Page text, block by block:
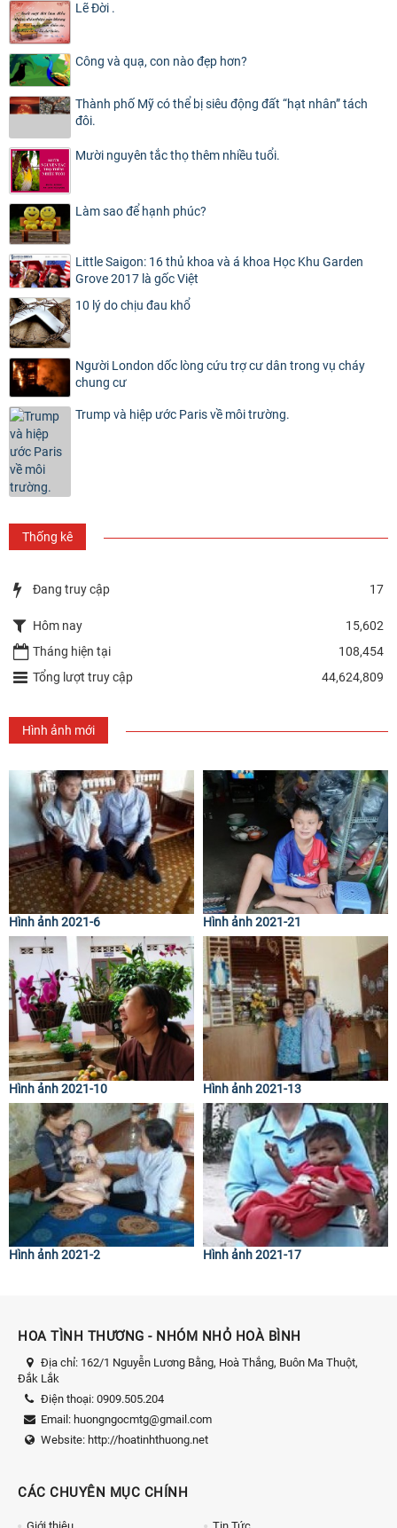
Lẽ Đời .
Công và quạ, con nào đẹp hơn?
Thành phố Mỹ có thể bị siêu động đất “hạt nhân” tách
đôi.
Mười nguyên tắc thọ thêm nhiều tuổi.
Làm sao để hạnh phúc?
Little Saigon: 16 thủ khoa và á khoa Học Khu Garden
Grove 2017 là gốc Việt
10 lý do chịu đau khổ
Người London dốc lòng cứu trợ cư dân trong vụ cháy
chung cư
Trump và hiệp ước Paris về môi trường.
Thống kê
Đang truy cập 17
Hôm nay
15,602
Tháng hiện tại
108,454
Tổng lượt truy cập
44,624,809
Hình ảnh mới
Hình ảnh 2021-6 Hình ảnh 2021-21
Hình ảnh 2021-10 Hình ảnh 2021-13
Hình ảnh 2021-2 Hình ảnh 2021-17
HOA TÌNH THƯƠNG - NHÓM NHỎ HOÀ BÌNH
Địa chỉ: 162/1 Nguyễn Lương Bằng, Hoà Thắng, Buôn Ma Thuột,
Đắk Lắk
Điện thoại: 0909.505.204
Email: huongngocmtg@gmail.com
Website: http://hoatinhthuong.net
CÁC CHUYÊN MỤC CHÍNH